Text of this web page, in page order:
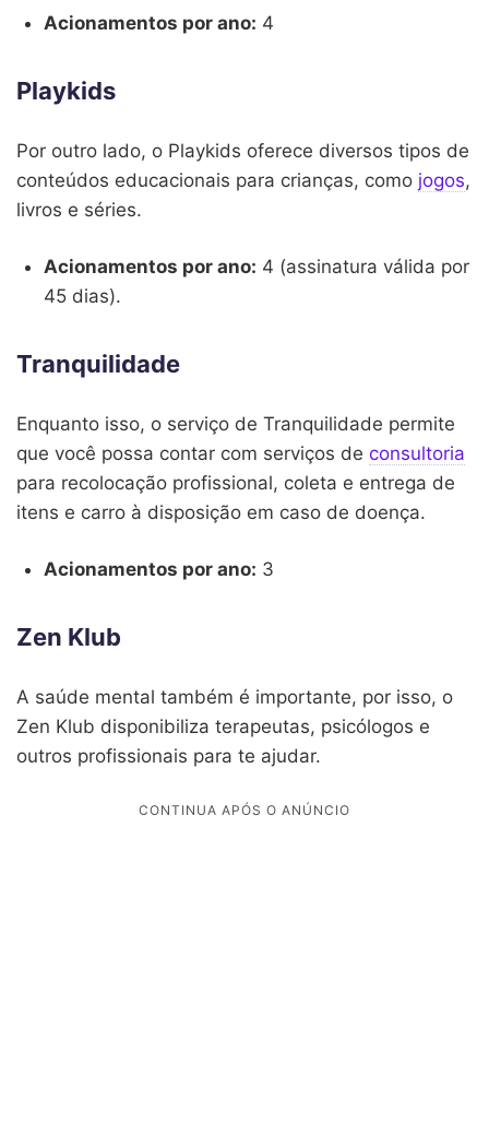
Acionamentos por ano: 4
Playkids
Por outro lado, o Playkids oferece diversos tipos de
conteúdos educacionais para crianças, como jogos,
livros e séries.
Acionamentos por ano: 4 (assinatura válida por
45 dias).
Tranquilidade
Enquanto isso, o serviço de Tranquilidade permite
que você possa contar com serviços de consultoria
para recolocação profissional, coleta e entrega de
itens e carro à disposição em caso de doença.
Acionamentos por ano: 3
Zen Klub
A saúde mental também é importante, por isso, o
Zen Klub disponibiliza terapeutas, psicólogos e
outros profissionais para te ajudar.